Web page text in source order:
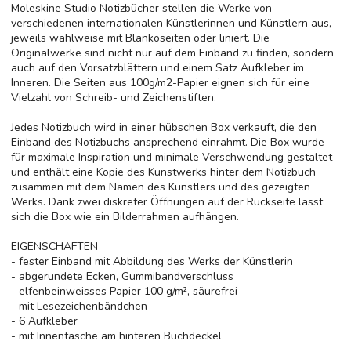
Moleskine Studio Notizbücher stellen die Werke von
verschiedenen internationalen Künstlerinnen und Künstlern aus,
jeweils wahlweise mit Blankoseiten oder liniert. Die
Originalwerke sind nicht nur auf dem Einband zu finden, sondern
auch auf den Vorsatzblättern und einem Satz Aufkleber im
Inneren. Die Seiten aus 100g/m2-Papier eignen sich für eine
Vielzahl von Schreib- und Zeichenstiften.
Jedes Notizbuch wird in einer hübschen Box verkauft, die den
Einband des Notizbuchs ansprechend einrahmt. Die Box wurde
für maximale Inspiration und minimale Verschwendung gestaltet
und enthält eine Kopie des Kunstwerks hinter dem Notizbuch
zusammen mit dem Namen des Künstlers und des gezeigten
Werks. Dank zwei diskreter Öffnungen auf der Rückseite lässt
sich die Box wie ein Bilderrahmen aufhängen.
EIGENSCHAFTEN
- fester Einband mit Abbildung des Werks der Künstlerin
- abgerundete Ecken, Gummibandverschluss
- elfenbeinweisses Papier 100 g/m², säurefrei
- mit Lesezeichenbändchen
- 6 Aufkleber
- mit Innentasche am hinteren Buchdeckel